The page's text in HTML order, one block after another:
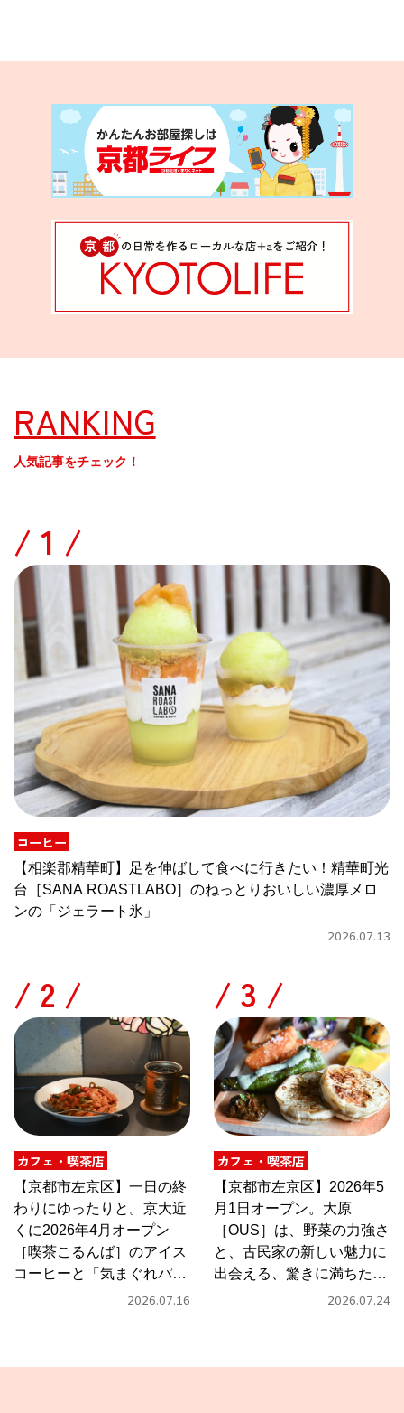
RANKING
人気記事をチェック！
/
コーヒー
【相楽郡精華町】足を伸ばして食べに行きたい！精華町光
台［SANA ROASTLABO］のねっとりおいしい濃厚メロ
ンの「ジェラート氷」
2026.07.13
/
カフェ・喫茶店
【京都市左京区】一日の終
わりにゆったりと。京大近
くに2026年4月オープン
［喫茶こるんば］のアイス
コーヒーと「気まぐれパス
2026.07.16
/
カフェ・喫茶店
【京都市左京区】2026年5
月1日オープン。大原
［OUS］は、野菜の力強さ
と、古民家の新しい魅力に
出会える、驚きに満ちたカ
2026.07.24